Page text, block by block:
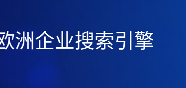
洲企业搜索引擎